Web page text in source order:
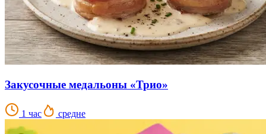
Закусочные медальоны «Трио»
1 час средне